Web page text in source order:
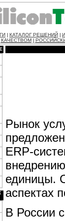
КАТАЛОГ РЕШЕНИЙ
КАЧЕСТВОМ
Рынок
ERP-
единицы.
аспектах
В России